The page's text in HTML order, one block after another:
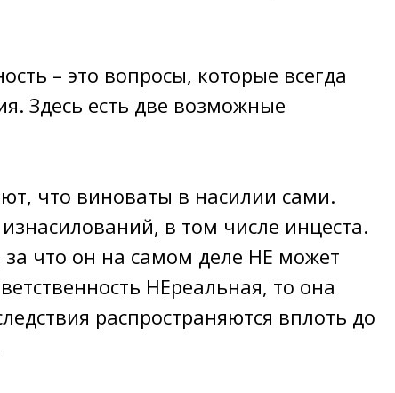
– это вопросы, которые всегда
Здесь есть две возможные
что виноваты в насилии сами.
в том числе инцеста.
за что он на самом деле НЕ может
НЕреальная, то она
распространяются вплоть до